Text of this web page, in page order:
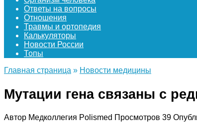
Ответы на вопросы
Отношения
Травмы и ортопедия
Калькуляторы
Новости России
Топы
Главная страница » Новости медицины
Мутации гена связаны с
Автор Медколлегия Polismed Просмотров 39